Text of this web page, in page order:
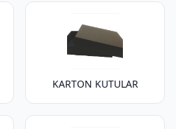
KARTON KUTULAR